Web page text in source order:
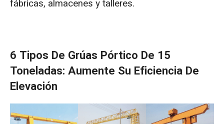
Grúa pórtico monorraíl MH de 15 toneladas
enviada a Nueva Zelanda
Grúa pórtico monorraíl europea de 15
toneladas enviada a Uzbekistán
fábricas, almacenes y talleres.
6 Tipos De Grúas Pórtico De 15
Toneladas: Aumente Su Eficiencia De
Elevación